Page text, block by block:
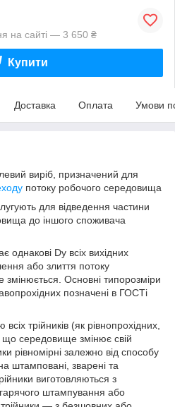
на сайті — 3 650 ₴
Купити
Доставка Оплата Умови
виріб, призначений для
потоку робочого середовища
для відведення частини
до іншого споживача
однакові Dу всіх вихідних
або злиття потоку
Основні типорозміри
позначені в ГОСТі
трійників (як рівнопрохідних,
що середовище змінює свій
рівномірні залежно від способу
штамповані, зварені та
виготовляються з
штампування або